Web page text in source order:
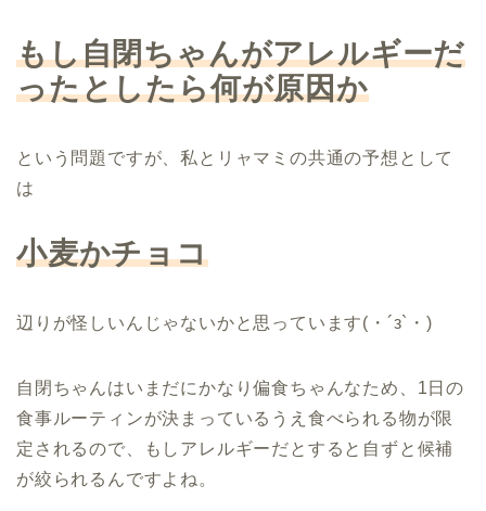
もし自閉ちゃんがアレルギーだ
ったとしたら何が原因か
という問題ですが、私とリャマミの共通の予想として
は
小麦かチョコ
辺りが怪しいんじゃないかと思っています(・´з`・)
自閉ちゃんはいまだにかなり偏食ちゃんなため、1日の
食事ルーティンが決まっているうえ食べられる物が限
定されるので、もしアレルギーだとすると自ずと候補
が絞られるんですよね。